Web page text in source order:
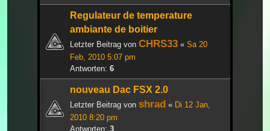
Regulateur de temperature
ambiante de boitier
Letzter Beitrag von CHRS33 « Sa 20
Feb, 2010 5:07 pm
Antworten: 6
nouveau Dac FSX 2.0
Letzter Beitrag von shrad « Di 12 Jan,
2010 8:20 pm
Antworten: 3